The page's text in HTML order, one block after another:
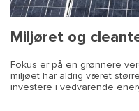
Miljøret og
Fokus er på en grønnere
miljøet har aldrig været
investere i vedvarende